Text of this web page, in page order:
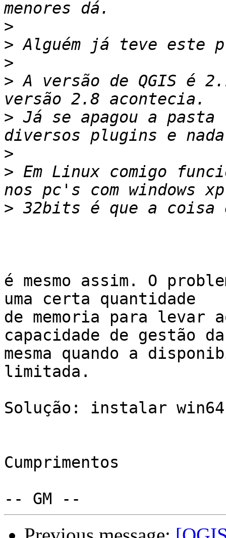
>
>
>
> A versão de QGIS é
> Já se apagou a
>
> Em Linux comigo
>
é mesmo assim. O
uma certa quantidade
de memoria para levar
capacidade de gestão da
mesma quando a
limitada.
Solução: instalar
Cumprimentos